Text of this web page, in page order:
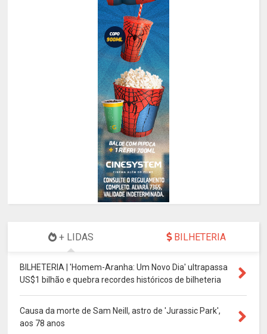
+ LIDAS BILHETERIA
BILHETERIA | 'Homem-Aranha: Um Novo Dia' ultrapassa
US$1 bilhão e quebra recordes históricos de bilheteria
Causa da morte de Sam Neill, astro de 'Jurassic Park',
aos 78 anos